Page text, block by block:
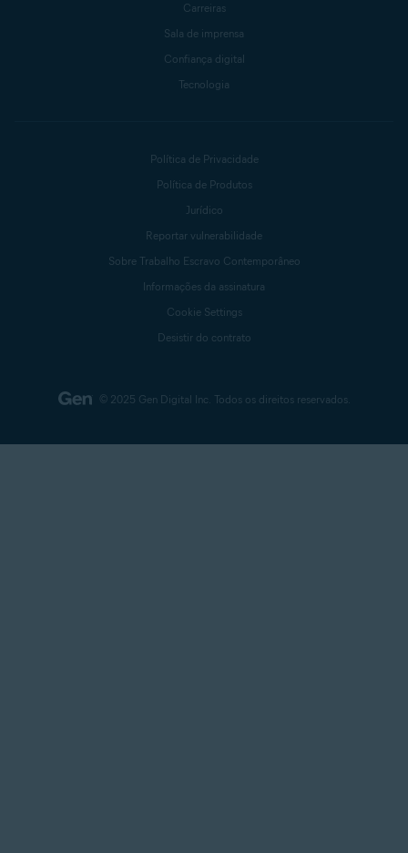
Carreiras
Sala de imprensa
Confiança digital
Tecnologia
© 2025 Gen Digital Inc. Todos os direitos reservados.
Política de Privacidade
Política de Produtos
Jurídico
Reportar vulnerabilidade
Sobre Trabalho Escravo Contemporâneo
Informações da assinatura
Cookie Settings
Desistir do contrato